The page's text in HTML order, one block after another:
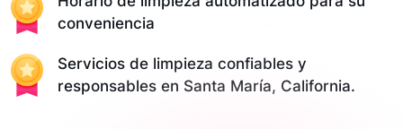
conveniencia
Servicios de limpieza confiables y
responsables en Santa María, California.